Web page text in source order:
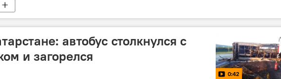
автобус столкнулся с
и загорелся
0:42